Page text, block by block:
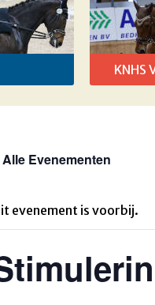
KNHS
Alle Evenementen
evenement is voorbij.